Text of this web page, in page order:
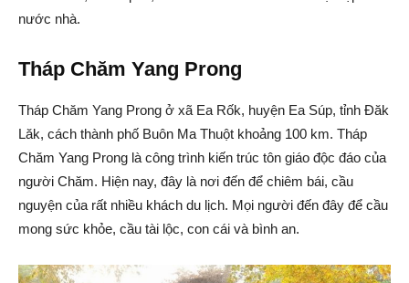
nước nhà.
Tháp Chăm Yang Prong
Tháp Chăm Yang Prong ở xã Ea Rốk, huyện Ea Súp, tỉnh Đăk
Lăk, cách thành phố Buôn Ma Thuột khoảng 100 km. Tháp
Chăm Yang Prong là công trình kiến trúc tôn giáo độc đáo của
người Chăm. Hiện nay, đây là nơi đến để chiêm bái, cầu
nguyện của rất nhiều khách du lịch. Mọi người đến đây để cầu
mong sức khỏe, cầu tài lộc, con cái và bình an.